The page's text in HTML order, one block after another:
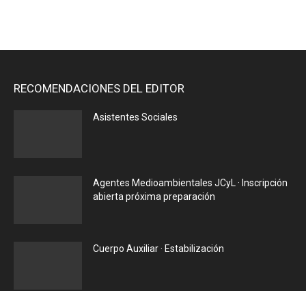
RECOMENDACIONES DEL EDITOR
Asistentes Sociales
Agentes Medioambientales JCyL · Inscripción
abierta próxima preparación
Cuerpo Auxiliar · Estabilización